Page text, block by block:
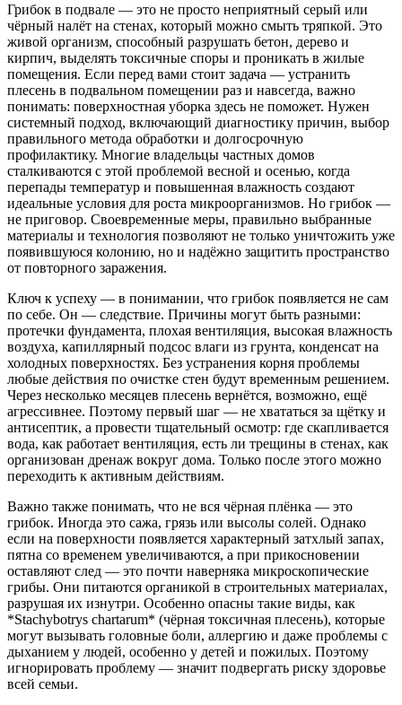
Грибок в подвале — это не просто неприятный серый или
чёрный налёт на стенах, который можно смыть тряпкой. Это
живой организм, способный разрушать бетон, дерево и
кирпич, выделять токсичные споры и проникать в жилые
помещения. Если перед вами стоит задача — устранить
плесень в подвальном помещении раз и навсегда, важно
понимать: поверхностная уборка здесь не поможет. Нужен
системный подход, включающий диагностику причин, выбор
правильного метода обработки и долгосрочную
профилактику. Многие владельцы частных домов
сталкиваются с этой проблемой весной и осенью, когда
перепады температур и повышенная влажность создают
идеальные условия для роста микроорганизмов. Но грибок —
не приговор. Своевременные меры, правильно выбранные
материалы и технология позволяют не только уничтожить уже
появившуюся колонию, но и надёжно защитить пространство
от повторного заражения.
Ключ к успеху — в понимании, что грибок появляется не сам
по себе. Он — следствие. Причины могут быть разными:
протечки фундамента, плохая вентиляция, высокая влажность
воздуха, капиллярный подсос влаги из грунта, конденсат на
холодных поверхностях. Без устранения корня проблемы
любые действия по очистке стен будут временным решением.
Через несколько месяцев плесень вернётся, возможно, ещё
агрессивнее. Поэтому первый шаг — не хвататься за щётку и
антисептик, а провести тщательный осмотр: где скапливается
вода, как работает вентиляция, есть ли трещины в стенах, как
организован дренаж вокруг дома. Только после этого можно
переходить к активным действиям.
Важно также понимать, что не вся чёрная плёнка — это
грибок. Иногда это сажа, грязь или высолы солей. Однако
если на поверхности появляется характерный затхлый запах,
пятна со временем увеличиваются, а при прикосновении
оставляют след — это почти наверняка микроскопические
грибы. Они питаются органикой в строительных материалах,
разрушая их изнутри. Особенно опасны такие виды, как
*Stachybotrys chartarum* (чёрная токсичная плесень), которые
могут вызывать головные боли, аллергию и даже проблемы с
дыханием у людей, особенно у детей и пожилых. Поэтому
игнорировать проблему — значит подвергать риску здоровье
всей семьи.